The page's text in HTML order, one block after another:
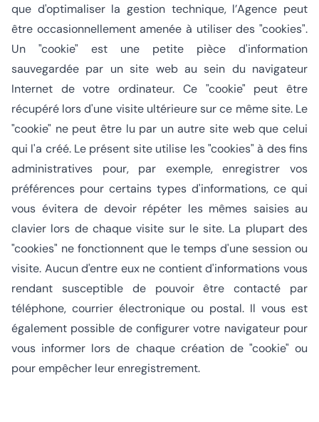
que d'optimaliser la gestion technique, l’Agence peut
être occasionnellement amenée à utiliser des "cookies".
Un "cookie" est une petite pièce d'information
sauvegardée par un site web au sein du navigateur
Internet de votre ordinateur. Ce "cookie" peut être
récupéré lors d'une visite ultérieure sur ce même site. Le
"cookie" ne peut être lu par un autre site web que celui
qui l'a créé. Le présent site utilise les "cookies" à des fins
administratives pour, par exemple, enregistrer vos
préférences pour certains types d'informations, ce qui
vous évitera de devoir répéter les mêmes saisies au
clavier lors de chaque visite sur le site. La plupart des
"cookies" ne fonctionnent que le temps d'une session ou
visite. Aucun d'entre eux ne contient d'informations vous
rendant susceptible de pouvoir être contacté par
téléphone, courrier électronique ou postal. Il vous est
également possible de configurer votre navigateur pour
vous informer lors de chaque création de "cookie" ou
pour empêcher leur enregistrement.